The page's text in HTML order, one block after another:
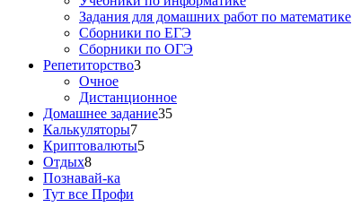
Задания для домашних работ по математике
Сборники по ЕГЭ
Сборники по ОГЭ
Репетиторство3
Очное
Дистанционное
Домашнее задание35
Калькуляторы7
Криптовалюты5
Отдых8
Познавай-ка
Тут все Профи